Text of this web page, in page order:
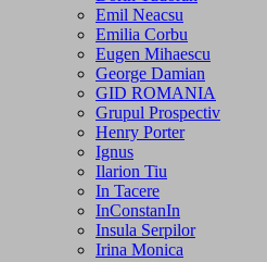
Emil Neacsu
Emilia Corbu
Eugen Mihaescu
George Damian
GID ROMANIA
Grupul Prospectiv
Henry Porter
Ignus
Ilarion Tiu
In Tacere
InConstanIn
Insula Serpilor
Irina Monica